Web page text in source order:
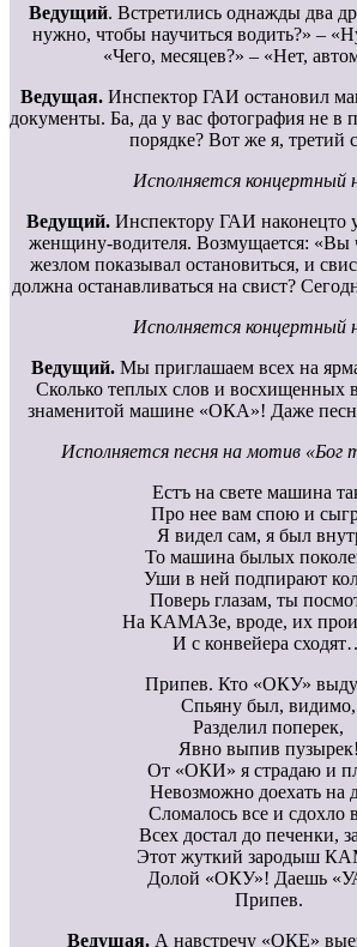
Ведущий. Встретились однажды два
нужно, чтобы научиться водить?» –
«Чего, месяцев?» – «Нет,
Ведущая. Инспектор ГАИ остановил
документы. Ба, да у вас фотография не в
порядке? Вот же я, третий
Исполняется концертный
Ведущий. Инспектору ГАИ наконецто
женщину-водителя. Возмущается: «Вы
жезлом показывал остановиться, и
должна останавливаться на свист?
Исполняется концертный
Ведущий.Мы приглашаем всех на
Сколько теплых слов и восхищенных
знаменитой машине «ОКА»! Даже
Исполняется песня на мотив «Бог
Естъ на свете машина
Про нее вам спою и
Я видел сам, я был
То машина былых
Уши в ней подпирают
Поверь глазам, ты
На КАМАЗе, вроде, их
И с конвейера
Припев. Кто «ОКУ»
Спьяну был, видимо,
Разделил поперек,
Явно выпив пузырек!
От «ОКИ» я страдаю и
Невозможно доехать на
Сломалось все и сдохло
Всех достал до печенки,
Этот жуткий зародыш
Долой «ОКУ»! Даешь
Припев.
Ведущая. А навстречу «ОКЕ»